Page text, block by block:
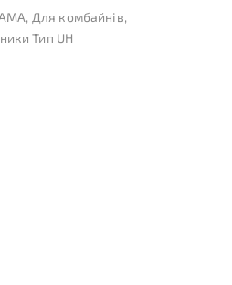
, Для комбайнів,
Тип UH